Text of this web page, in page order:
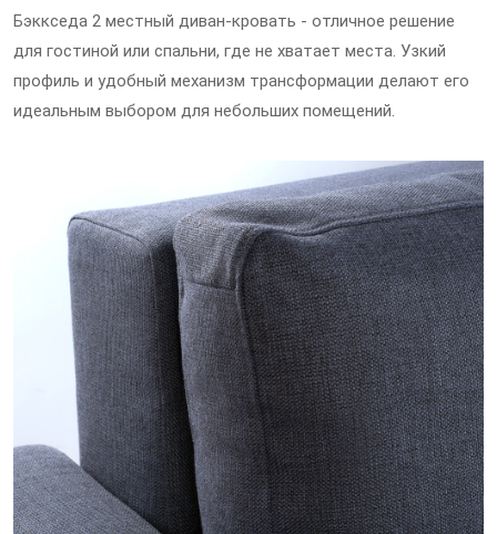
Бэккседа 2 местный диван-кровать - отличное решение
для гостиной или спальни, где не хватает места. Узкий
профиль и удобный механизм трансформации делают его
идеальным выбором для небольших помещений.